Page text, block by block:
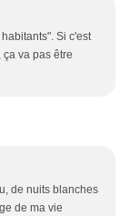
Si c'est
va pas être
de nuits blanches
de ma vie